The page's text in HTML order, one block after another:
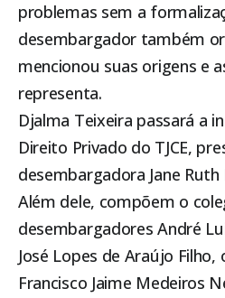
problemas sem a
desembargador também
mencionou suas origens e
representa.
Djalma Teixeira passará a
Direito Privado do TJCE,
desembargadora Jane
Além dele, compõem o
desembargadores André
José Lopes de Araújo
Francisco Jaime Medeiros